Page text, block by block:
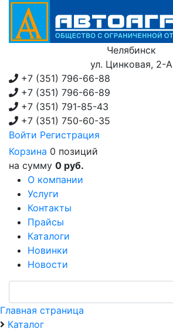
Челябинск
ул. Цинковая, 2-А
+7 (351) 796-66-88
+7 (351) 796-66-89
+7 (351) 791-85-43
+7 (351) 750-60-35
Войти Регистрация
Корзина 0 позиций
на сумму 0 руб.
О компании
Услуги
Контакты
Прайсы
Каталоги
Новинки
Новости
Главная страница
Каталог